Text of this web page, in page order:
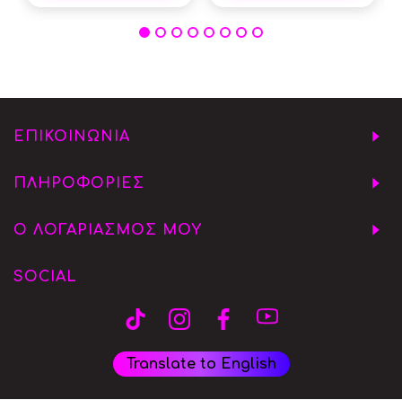
ΕΠΙΚΟΙΝΩΝΙΑ
ΠΛΗΡΟΦΟΡΙΕΣ
Ο ΛΟΓΑΡΙΑΣΜΟΣ ΜΟΥ
SOCIAL
Translate to English